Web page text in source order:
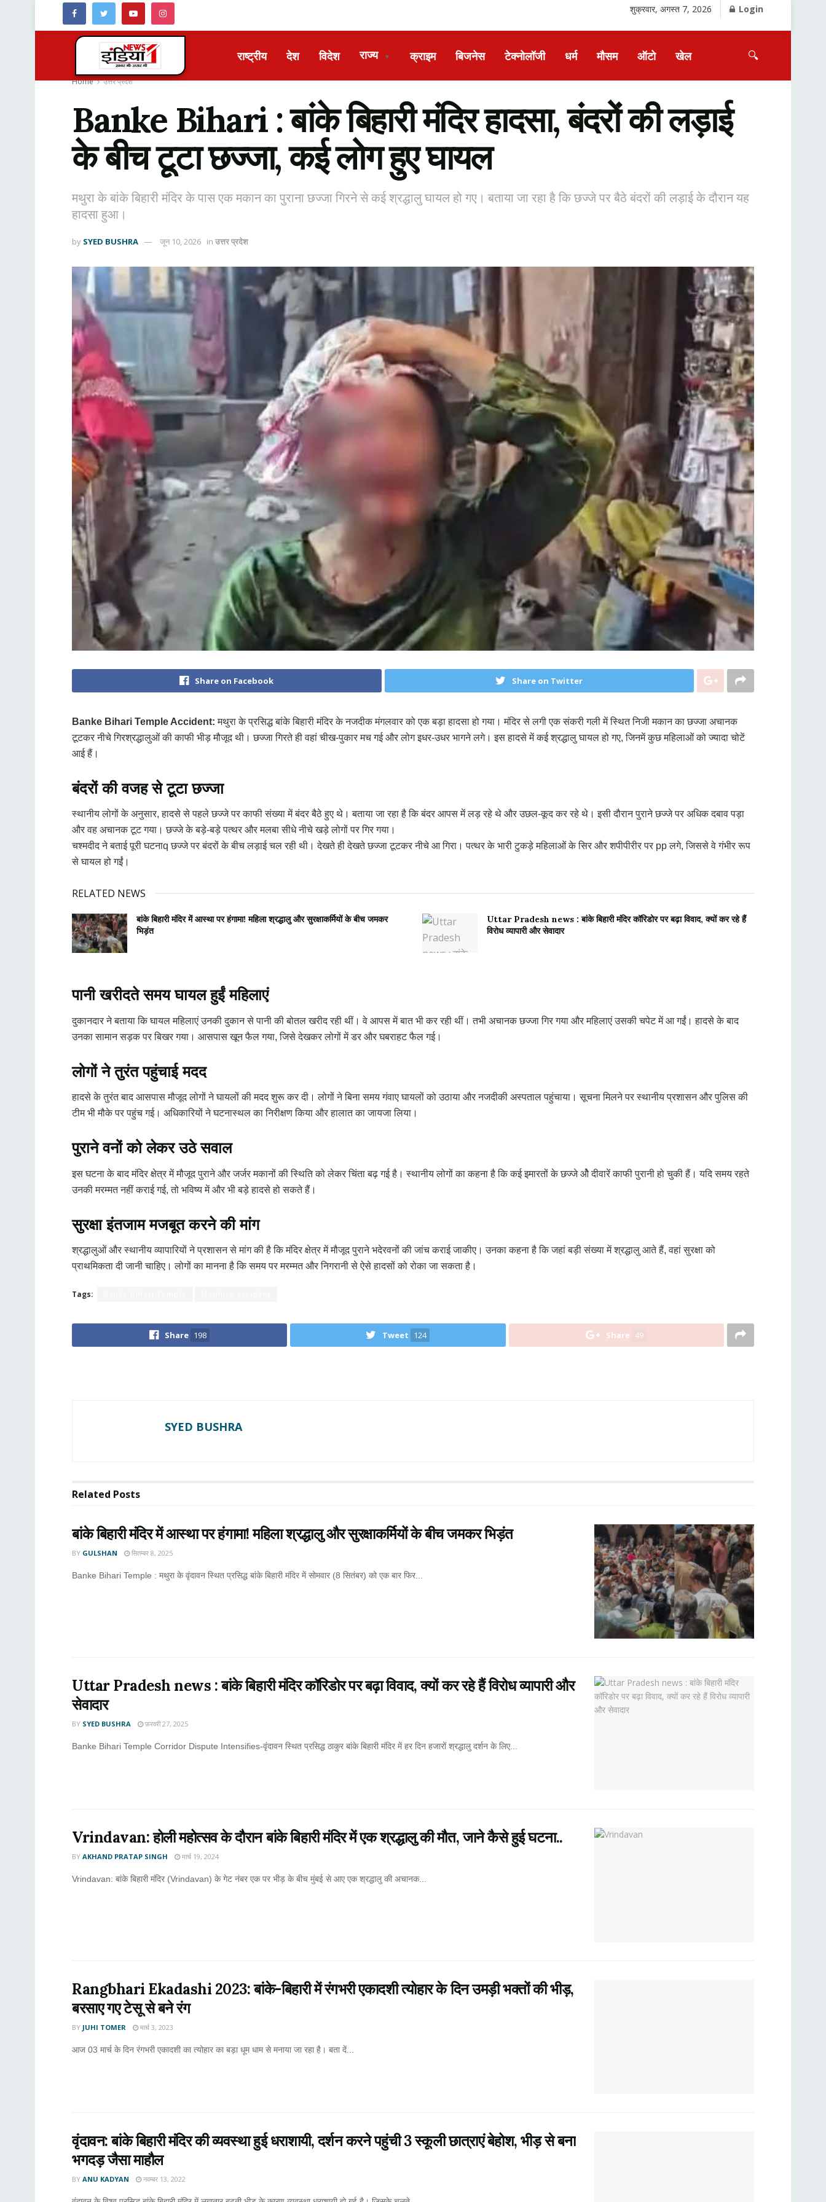
शुक्रवार, अगस्त 7, 2026 Login
राष्ट्रीय देश विदेश राज्य ▼ क्राइम बिजनेस टेक्नोलॉजी धर्म मौसम ऑटो खेल 🔍
Home उत्तर प्रदेश
Banke Bihari : बांके बिहारी मंदिर हादसा, बंदरों की लड़ाई
के बीच टूटा छज्जा, कई लोग हुए घायल
मथुरा के बांके बिहारी मंदिर के पास एक मकान का पुराना छज्जा गिरने से कई श्रद्धालु घायल हो गए। बताया जा रहा है कि छज्जे पर बैठे बंदरों की लड़ाई के दौरान यह
हादसा हुआ।
by SYED BUSHRA जून 10, 2026 in उत्तर प्रदेश
Share on Facebook Share on Twitter
Banke Bihari Temple Accident: मथुरा के प्रसिद्ध बांके बिहारी मंदिर के नजदीक मंगलवार को एक बड़ा हादसा हो गया। मंदिर से लगी एक संकरी गली में स्थित निजी मकान का छज्जा अचानक
टूटकर नीचे गिरश्रद्धालुओं की काफी भीड़ मौजूद थी। छज्जा गिरते ही वहां चीख-पुकार मच गई और लोग इधर-उधर भागने लगे। इस हादसे में कई श्रद्धालु घायल हो गए, जिनमें कुछ महिलाओं को ज्यादा चोटें
आई हैं।
बंदरों की वजह से टूटा छज्जा
स्थानीय लोगों के अनुसार, हादसे से पहले छज्जे पर काफी संख्या में बंदर बैठे हुए थे। बताया जा रहा है कि बंदर आपस में लड़ रहे थे और उछल-कूद कर रहे थे। इसी दौरान पुराने छज्जे पर अधिक दबाव पड़ा
और वह अचानक टूट गया। छज्जे के बड़े-बड़े पत्थर और मलबा सीधे नीचे खड़े लोगों पर गिर गया।
चश्मदीद ने बताई पूरी घटनाq छज्जे पर बंदरों के बीच लड़ाई चल रही थी। देखते ही देखते छज्जा टूटकर नीचे आ गिरा। पत्थर के भारी टुकड़े महिलाओं के सिर और शपीपीरीर पर pp लगे, जिससे वे गंभीर रूप
से घायल हो गईं।
RELATED NEWS
बांके बिहारी मंदिर में आस्था पर हंगामा! महिला श्रद्धालु और सुरक्षाकर्मियों के बीच जमकर
भिड़ंत
Uttar Pradesh news : बांके बिहारी मंदिर कॉरिडोर पर बढ़ा विवाद, क्यों कर रहे हैं
विरोध व्यापारी और सेवादार
पानी खरीदते समय घायल हुईं महिलाएं
दुकानदार ने बताया कि घायल महिलाएं उनकी दुकान से पानी की बोतल खरीद रही थीं। वे आपस में बात भी कर रही थीं। तभी अचानक छज्जा गिर गया और महिलाएं उसकी चपेट में आ गईं। हादसे के बाद
उनका सामान सड़क पर बिखर गया। आसपास खून फैल गया, जिसे देखकर लोगों में डर और घबराहट फैल गई।
लोगों ने तुरंत पहुंचाई मदद
हादसे के तुरंत बाद आसपास मौजूद लोगों ने घायलों की मदद शुरू कर दी। लोगों ने बिना समय गंवाए घायलों को उठाया और नजदीकी अस्पताल पहुंचाया। सूचना मिलने पर स्थानीय प्रशासन और पुलिस की
टीम भी मौके पर पहुंच गई। अधिकारियों ने घटनास्थल का निरीक्षण किया और हालात का जायजा लिया।
पुराने वनों को लेकर उठे सवाल
इस घटना के बाद मंदिर क्षेत्र में मौजूद पुराने और जर्जर मकानों की स्थिति को लेकर चिंता बढ़ गई है। स्थानीय लोगों का कहना है कि कई इमारतों के छज्जे औे दीवारें काफी पुरानी हो चुकी हैं। यदि समय रहते
उनकी मरम्मत नहीं कराई गई, तो भविष्य में और भी बड़े हादसे हो सकते हैं।
सुरक्षा इंतजाम मजबूत करने की मांग
श्रद्धालुओं और स्थानीय व्यापारियों ने प्रशासन से मांग की है कि मंदिर क्षेत्र में मौजूद पुराने भदेरवनों की जांच कराई जाकीए। उनका कहना है कि जहां बड़ी संख्या में श्रद्धालु आते हैं, वहां सुरक्षा को
प्राथमिकता दी जानी चाहिए। लोगों का मानना है कि समय पर मरम्मत और निगरानी से ऐसे हादसों को रोका जा सकता है।
Tags:
Share 198 Tweet 124 Share 49
SYED BUSHRA
Related Posts
बांके बिहारी मंदिर में आस्था पर हंगामा! महिला श्रद्धालु और सुरक्षाकर्मियों के बीच जमकर भिड़ंत
BY GULSHAN सितम्बर 8, 2025
Banke Bihari Temple : मथुरा के वृंदावन स्थित प्रसिद्ध बांके बिहारी मंदिर में सोमवार (8 सितंबर) को एक बार फिर...
Uttar Pradesh news : बांके बिहारी मंदिर कॉरिडोर पर बढ़ा विवाद, क्यों कर रहे हैं विरोध व्यापारी और
सेवादार
BY SYED BUSHRA फ़रवरी 27, 2025
Banke Bihari Temple Corridor Dispute Intensifies-वृंदावन स्थित प्रसिद्ध ठाकुर बांके बिहारी मंदिर में हर दिन हजारों श्रद्धालु दर्शन के लिए...
Vrindavan: होली महोत्सव के दौरान बांके बिहारी मंदिर में एक श्रद्धालु की मौत, जाने कैसे हुई घटना..
BY AKHAND PRATAP SINGH मार्च 19, 2024
Vrindavan: बांके बिहारी मंदिर (Vrindavan) के गेट नंबर एक पर भीड़ के बीच मुंबई से आए एक श्रद्धालु की अचानक...
Rangbhari Ekadashi 2023: बांके-बिहारी में रंगभरी एकादशी त्योहार के दिन उमड़ी भक्तों की भीड़,
बरसाए गए टेसू से बने रंग
BY JUHI TOMER मार्च 3, 2023
आज 03 मार्च के दिन रंगभरी एकादशी का त्योहार का बड़ा धूम धाम से मनाया जा रहा है। बता दें...
वृंदावन: बांके बिहारी मंदिर की व्यवस्था हुई धराशायी, दर्शन करने पहुंची 3 स्कूली छात्राएं बेहोश, भीड़ से बना
भगदड़ जैसा माहौल
BY ANU KADYAN नवम्बर 13, 2022